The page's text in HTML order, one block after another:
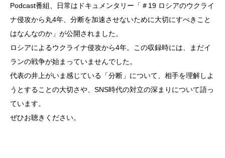
お問い合わせ
Podcast番組、日常はドキュメンタリー「＃19 ロシアのウクライ
ナ侵攻から丸4年、分断を加速させないために大切にすべきこと
はなんなのか」が公開されました。
ロシアによるウクライナ侵攻から4年。この収録時には、まだイ
ランの戦争が始まっていませんでした。
代表の井上がいま感じている「分断」について、相手を理解しよ
うとすることの大切さや、SNS時代の対立の深まりについて語っ
ています。
ぜひお聴きください。